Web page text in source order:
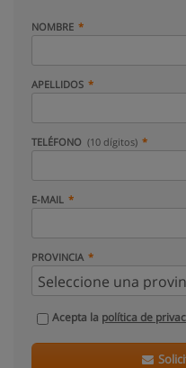
NOMBRE
APELLIDOS
TELÉFONO (10 dígitos)
E-MAIL
PROVINCIA
Acepta la política de